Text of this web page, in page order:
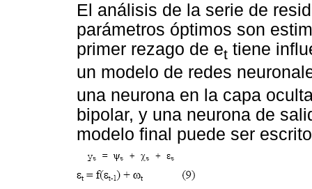
El análisis de la serie de
parámetros óptimos son
primer rezago de et tiene
un modelo de redes
una neurona en la capa
bipolar, y una neurona de
modelo final puede ser